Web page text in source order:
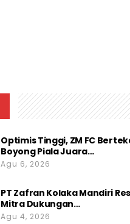
Optimis Tinggi, ZM FC
Boyong Piala Juara…
Agu 6, 2026
PT Zafran Kolaka Mandiri
Mitra Dukungan…
Agu 4, 2026